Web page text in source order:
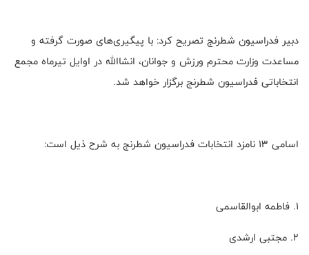
دبیر فدراسیون شطرنج تصریح کرد: با پیگیری‌های صورت گرفته و
مساعدت وزارت محترم ورزش و جوانان، انشاالله در اوایل تیرماه مجمع
انتخاباتی فدراسیون شطرنج برگزار خواهد شد.
اسامی 13 نامزد انتخابات فدراسیون شطرنج به شرح ذیل است:
1. فاطمه ابوالقاسمی
2. مجتبی ارشدی